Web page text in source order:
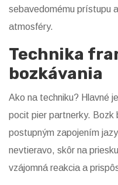
sebavedomému prístupu
atmosféry.
Technika
bozkávania
Ako na techniku? Hlavné
pocit pier partnerky. Bozk
postupným zapojením
nevtieravo, skôr na
vzájomná reakcia a